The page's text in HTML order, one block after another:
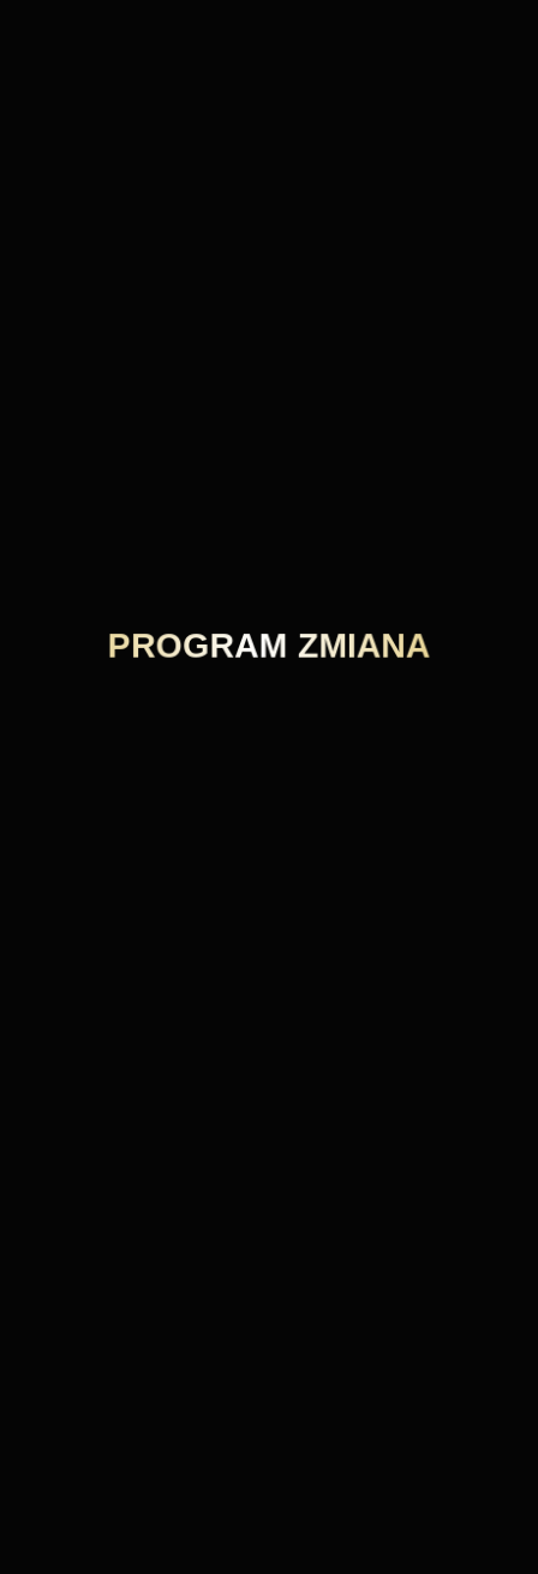
PROGRAM ZMIANA